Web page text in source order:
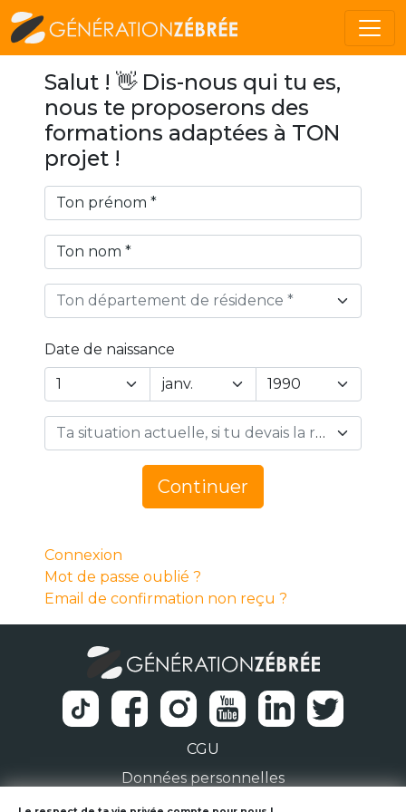
Salut ! 👋 Dis-nous qui tu es,
nous te proposerons des
formations adaptées à TON
projet !
Ton département de résidence *
Date de naissance
Year
Day
Ta situation actuelle, si tu devais la résumer en 1 mot… *
Continuer
Connexion
Mot de passe oublié ?
Email de confirmation non reçu ?
CGU
Données personnelles